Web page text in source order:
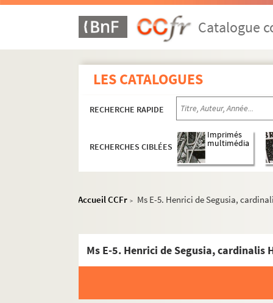
Catalogue
LES CATALOGUES
RECHERCHE RAPIDE
RECHERCHES CIBLÉES
Imprimés
multimédia
Accueil CCFr > Ms E-5. Henrici de Segusia,
Ms E-5. Henrici de Segusia,